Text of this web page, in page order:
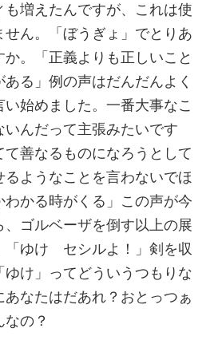
も増えたんですが、これは使
せん。「ぼうぎょ」でとりあ
か。「正義よりも正しいこと
る」例の声はだんだんよく
始めました。一番大事なこ
いんだって主張みたいです
善なるものになろうとして
ようなことを言わないでほ
わかる時がくる」この声が今
ゴルベーザを倒す以上の展
「ゆけ セシルよ！」剣を収
け」ってどういうつもりな
あなたはだあれ？おとっつぁ
の？